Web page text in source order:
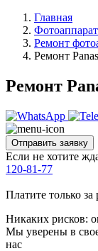
Главная
Ремонт
Ремонт
Ремонт
Отправить заявку
Если не хотите
120-81-77
Платите только за
Никаких рисков:
Мы уверены в
нас